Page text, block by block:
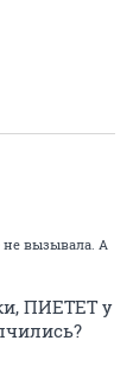
вызывала. А
ПИЕТЕТ у